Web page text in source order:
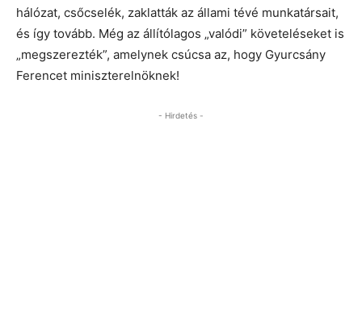
hálózat, csőcselék, zaklatták az állami tévé munkatársait,
és így tovább. Még az állítólagos „valódi” követeléseket is
„megszerezték”, amelynek csúcsa az, hogy Gyurcsány
Ferencet miniszterelnöknek!
- Hirdetés -